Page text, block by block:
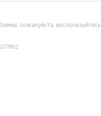
пожалуйста, воспользуйтесь